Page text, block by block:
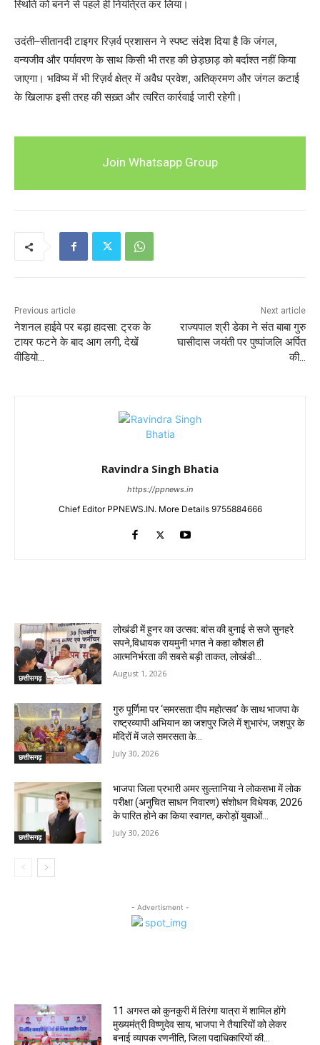
स्थिति को बनने से पहले ही नियंत्रित कर लिया।
उदंती–सीतानदी टाइगर रिज़र्व प्रशासन ने स्पष्ट संदेश दिया है कि जंगल,
वन्यजीव और पर्यावरण के साथ किसी भी तरह की छेड़छाड़ को बर्दाश्त नहीं किया
जाएगा। भविष्य में भी रिज़र्व क्षेत्र में अवैध प्रवेश, अतिक्रमण और जंगल कटाई
के खिलाफ इसी तरह की सख़्त और त्वरित कार्रवाई जारी रहेगी।
Join Whatsapp Group
Previous article
नेशनल हाईवे पर बड़ा हादसा: ट्रक के
टायर फटने के बाद आग लगी, देखें
वीडियो…
Next article
राज्यपाल श्री डेका ने संत बाबा गुरु
घासीदास जयंती पर पुष्पांजलि अर्पित
की…
Ravindra Singh Bhatia
https://ppnews.in
Chief Editor PPNEWS.IN. More Details 9755884666
छत्तीसगढ़
लोखंडी में हुनर का उत्सव: बांस की बुनाई से सजे सुनहरे
सपने,विधायक रायमुनी भगत ने कहा कौशल ही
आत्मनिर्भरता की सबसे बड़ी ताकत, लोखंडी...
August 1, 2026
छत्तीसगढ़
गुरु पूर्णिमा पर ‘समरसता दीप महोत्सव’ के साथ भाजपा के
राष्ट्रव्यापी अभियान का जशपुर जिले में शुभारंभ, जशपुर के
मंदिरों में जले समरसता के...
July 30, 2026
छत्तीसगढ़
भाजपा जिला प्रभारी अमर सुल्तानिया ने लोकसभा में लोक
परीक्षा (अनुचित साधन निवारण) संशोधन विधेयक, 2026
के पारित होने का किया स्वागत, करोड़ों युवाओं...
July 30, 2026
- Advertisment -
11 अगस्त को कुनकुरी में तिरंगा यात्रा में शामिल होंगे
मुख्यमंत्री विष्णुदेव साय, भाजपा ने तैयारियों को लेकर
बनाई व्यापक रणनीति, जिला पदाधिकारियों की...